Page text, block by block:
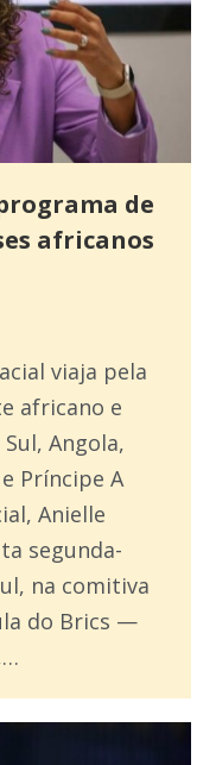
de
africanos
viaja pela
africano e
Angola,
Príncipe A
Anielle
segunda-
na comitiva
do Brics —